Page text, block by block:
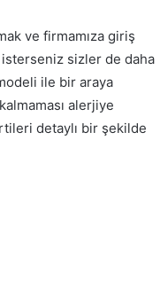
ve firmamıza giriş
isterseniz sizler de daha
ile bir araya
alerjiye
detaylı bir şekilde